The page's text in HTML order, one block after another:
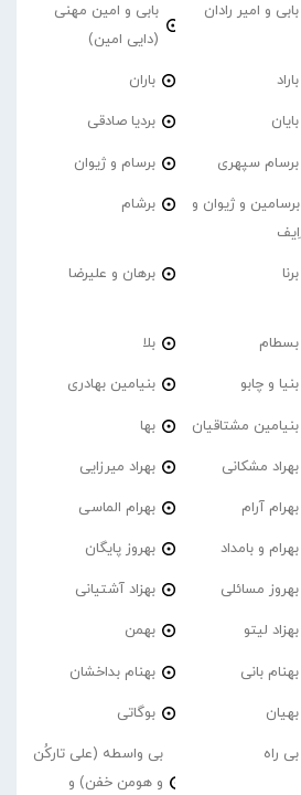
بابی و امیر رادان
بابی و امین مهنی
(دایی امین)
باراد باران
بایان بردیا صادقی
برسام سپهری برسام و ژیوان
برسامین و ژیوان و
اِیف
برشام
برنا برهان و علیرضا
بسطام بلا
بنیا و چابو بنیامین بهادری
بنیامین مشتاقیان بها
بهراد مشکانی بهراد میرزایی
بهرام آرام بهرام الماسی
بهرام و بامداد بهروز پایگان
بهروز مسائلی بهزاد آشتیانی
بهزاد لیتو بهمن
بهنام بانی بهنام بداخشان
بهیان بوگاتی
بی راه
بی واسطه (علی تارکُن
و هومن خفن) و